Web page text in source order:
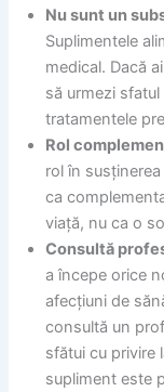
Nu sunt un
Suplimentele
medical. Dacă
să urmezi
tratamentele
Rol
rol în
ca
viață, nu ca o
Consultă
a începe orice
afecțiuni de
consultă un
sfătui cu privire
supliment este